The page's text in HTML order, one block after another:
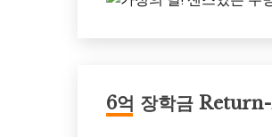
6억 장학금